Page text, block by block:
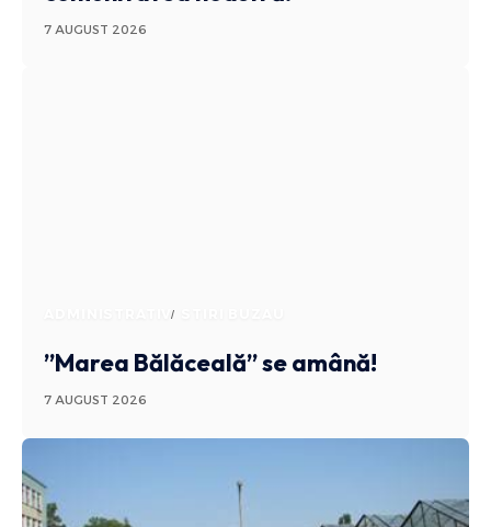
7 AUGUST 2026
ADMINISTRATIV
”Marea Bălăceală” se amână!
7 AUGUST 2026